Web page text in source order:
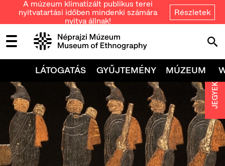
A múzeum klimatizált publikus terei
nyitvatartási időben mindenki számára
nyitva állnak!
Részletek
LÁTOGATÁS GYŰJTEMÉNY MÚZEUM
JEGYEK